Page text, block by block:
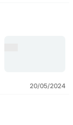
20/05/2024